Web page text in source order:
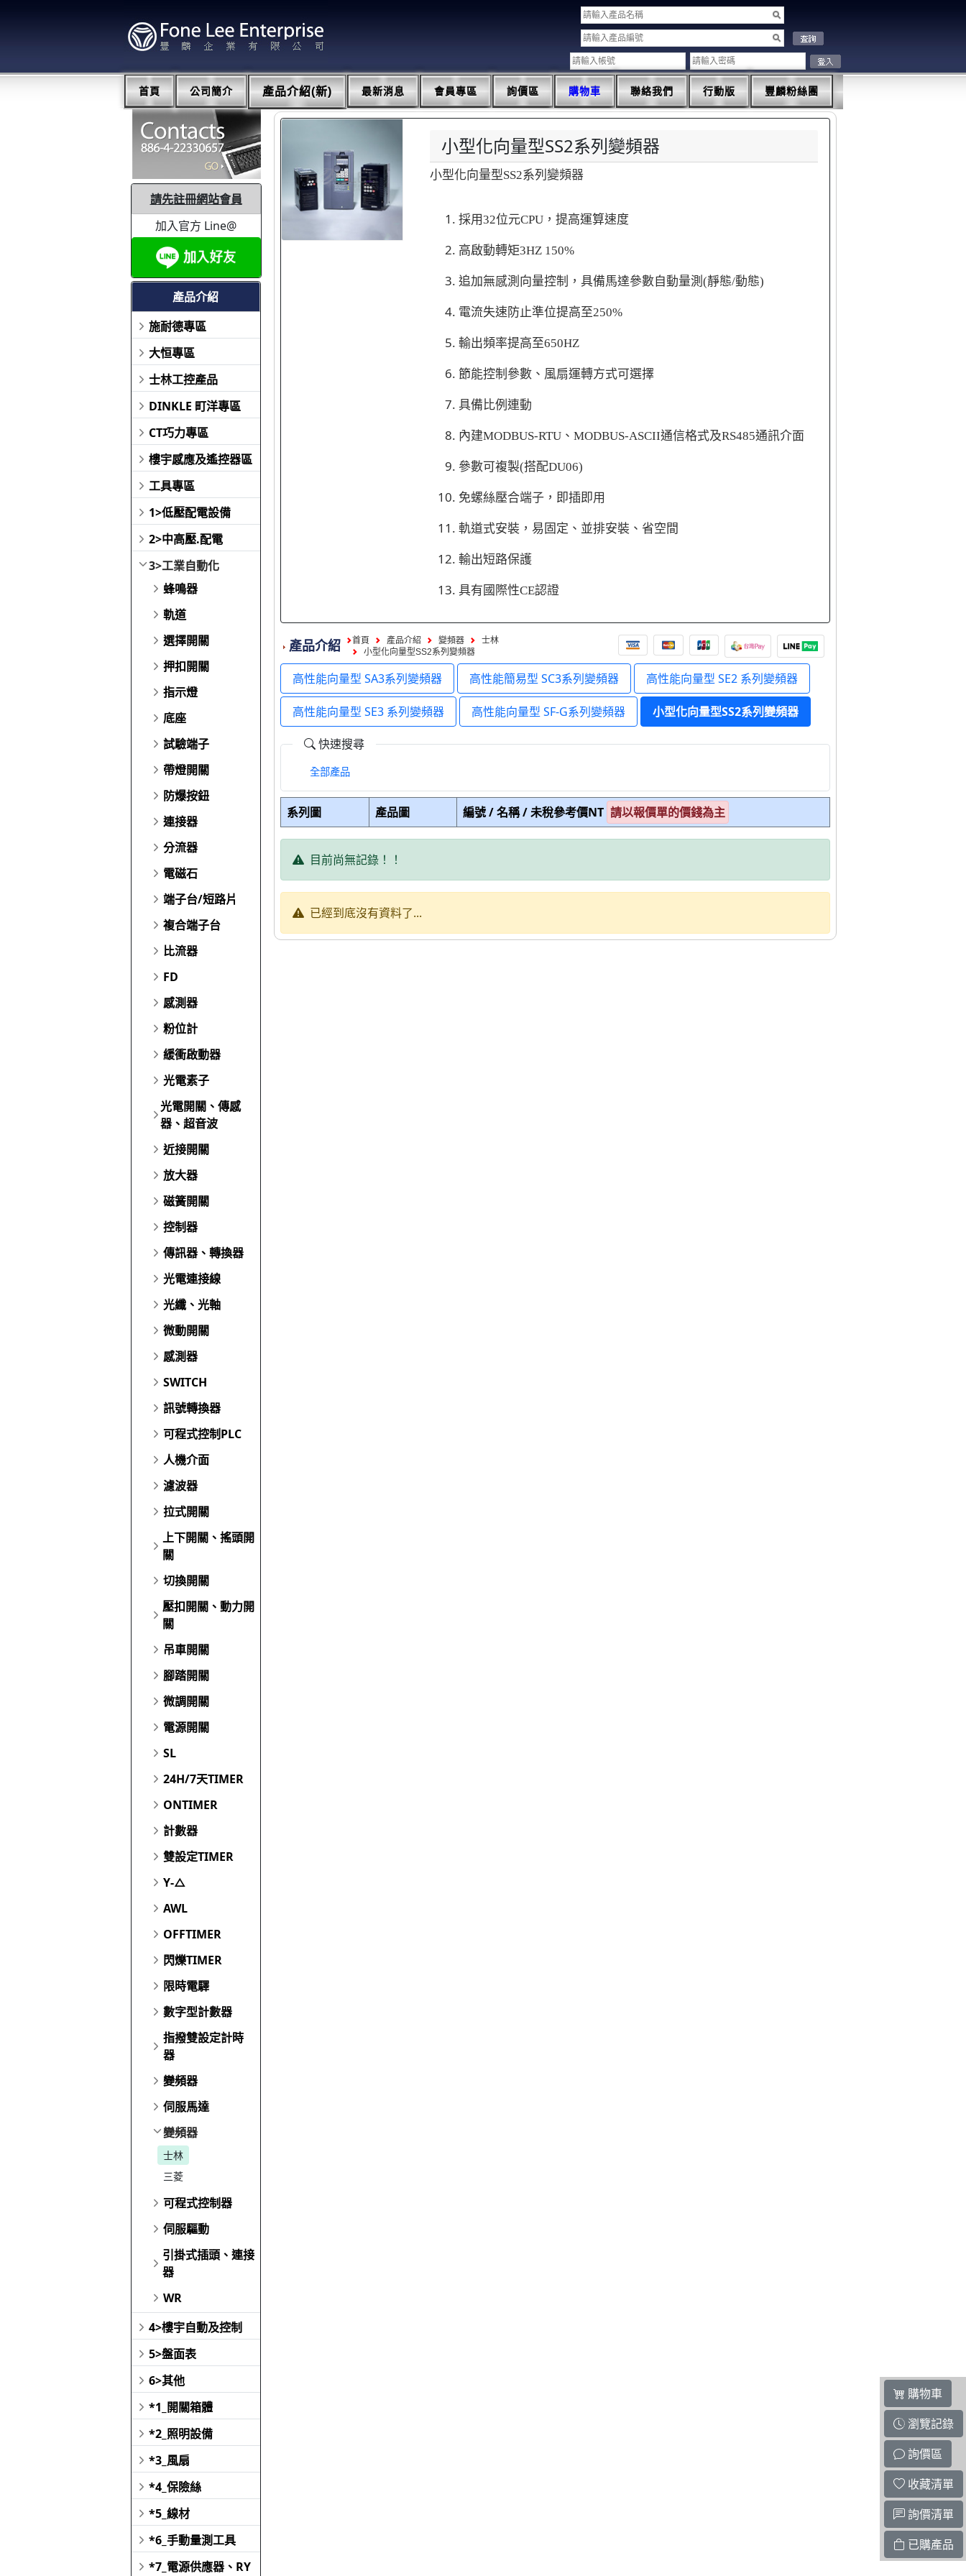
首頁 公司簡介 產品介紹(新) 最新消息 會員專區 詢價區 購物車 聯絡我們 行動版 豐麟粉絲團
請先註冊網站會員
加入官方 Line@
產品介紹
施耐德專區
大恒專區
士林工控產品
DINKLE 町洋專區
CT巧力專區
樓宇感應及遙控器區
工具專區
1>低壓配電設備
2>中高壓.配電
3>工業自動化
蜂鳴器
軌道
選擇開關
押扣開關
指示燈
底座
試驗端子
帶燈開關
防爆按鈕
連接器
分流器
電磁石
端子台/短路片
複合端子台
比流器
FD
感測器
粉位計
緩衝啟動器
光電素子
光電開關、傳感
器、超音波
近接開關
放大器
磁簧開關
控制器
傳訊器、轉換器
光電連接線
光纖、光軸
微動開關
感測器
SWITCH
訊號轉換器
可程式控制PLC
人機介面
濾波器
拉式開關
上下開關、搖頭開
關
切換開關
壓扣開關、動力開
關
吊車開關
腳踏開關
微調開關
電源開關
SL
24H/7天TIMER
ONTIMER
計數器
雙設定TIMER
Y-△
AWL
OFFTIMER
閃爍TIMER
限時電驛
數字型計數器
指撥雙設定計時
器
變頻器
伺服馬達
變頻器
士林
三菱
可程式控制器
伺服驅動
引掛式插頭、連接
器
WR
4>樓宇自動及控制
5>盤面表
6>其他
*1_開關箱體
*2_照明設備
*3_風扇
*4_保險絲
*5_線材
*6_手動量測工具
*7_電源供應器、RY
小型化向量型SS2系列變頻器
小型化向量型SS2系列變頻器
採用32位元CPU，提高運算速度
高啟動轉矩3HZ 150%
追加無感測向量控制，具備馬達參數自動量測(靜態/動態)
電流失速防止準位提高至250%
輸出頻率提高至650HZ
節能控制參數、風扇運轉方式可選擇
具備比例連動
內建MODBUS-RTU、MODBUS-ASCII通信格式及RS485通訊介面
參數可複製(搭配DU06)
免螺絲壓合端子，即插即用
軌道式安裝，易固定、並排安裝、省空間
輸出短路保護
具有國際性CE認證
產品介紹 首頁 產品介紹 變頻器
士林
小型化向量型SS2系列變頻器
高性能向量型 SA3系列變頻器 高性能簡易型 SC3系列變頻器 高性能向量型 SE2 系列變頻器
高性能向量型 SE3 系列變頻器 高性能向量型 SF-G系列變頻器 小型化向量型SS2系列變頻器
快速搜尋
全部產品
系列圖 產品圖 編號 / 名稱 / 未稅參考價NT 請以報價單的價錢為主
目前尚無記錄！！
已經到底沒有資料了...
購物車
瀏覽記錄
詢價區
收藏清單
詢價清單
已購產品